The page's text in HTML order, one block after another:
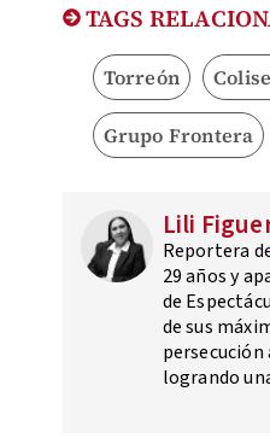
TAGS
Torreón
Grupo Frontera
Lili
Reportera
29 años y
de
de sus
persecución
logrando